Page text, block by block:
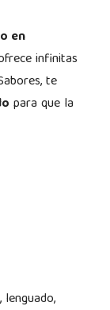
en
infinitas
te
para que la